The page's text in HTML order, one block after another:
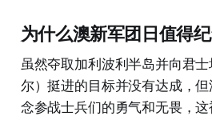
为什么澳新军团日值得纪
虽然夺取加利波利半岛并向君
尔）挺进的目标并没有达成，
念参战士兵们的勇气和无畏，